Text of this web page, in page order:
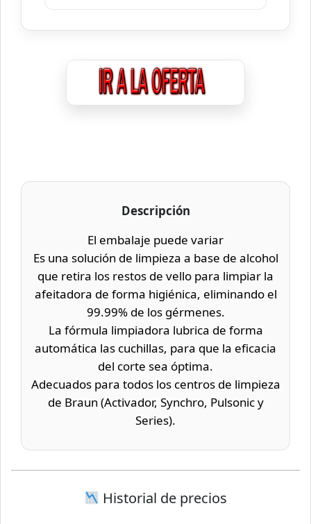
Descripción
El embalaje puede variar
Es una solución de limpieza a base de alcohol
que retira los restos de vello para limpiar la
afeitadora de forma higiénica, eliminando el
99.99% de los gérmenes.
La fórmula limpiadora lubrica de forma
automática las cuchillas, para que la eficacia
del corte sea óptima.
Adecuados para todos los centros de limpieza
de Braun (Activador, Synchro, Pulsonic y
Series).
Historial de precios